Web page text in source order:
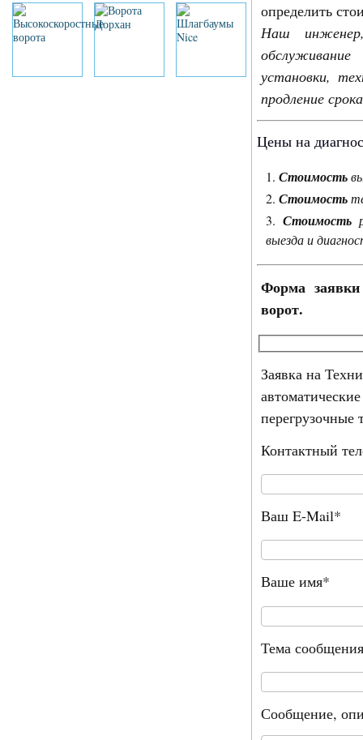
определить
Наш
установки,
продление
Цены на
Стоимость
Стоимость
Стоимость
выезда и
Форма заявки
ворот.
Заявка на
Контактный
Ваш E-Mail*
Ваше имя*
Тема сообщения
Сообщение,